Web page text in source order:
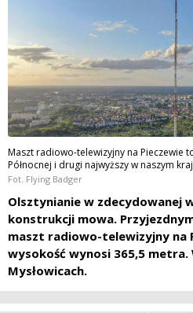
Maszt radiowo-telewizyjny na Pieczewie
Północnej i drugi najwyższy w naszym
Fot. Flying Badger
Olsztynianie w zdecydowanej
konstrukcji mowa.
maszt radiowo-telewizyjny na
wysokość wynosi 365,5
Mysłowicach.